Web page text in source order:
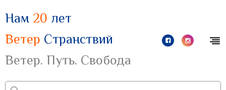
Нам 20 лет
Ветер Странствий
Ветер. Путь. Свобода